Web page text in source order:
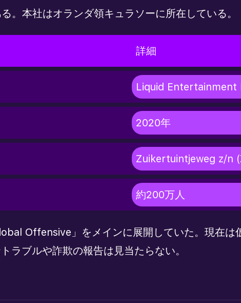
本社はオランダ領キュラソーに所在している。
詳細
Liquid Entertainment
2020年
Zuikertuintjeweg z/n
約200万人
Offensive」をメインに展開していた。現在は
ラブルや詐欺の報告は見当たらない。